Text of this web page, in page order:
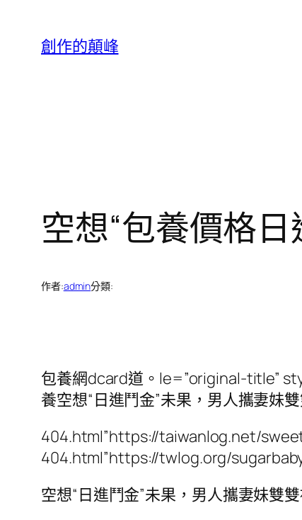
創作的顛峰
空想“包養價格
作者:admin分類:
包養網dcard道。le=”original-title”
養空想“日進鬥金”未果，男人攜妻妹
404.html”https://taiwanlog.net/
404.html”https://twlog.org/
空想“日進鬥金”未果，男人攜妻妹